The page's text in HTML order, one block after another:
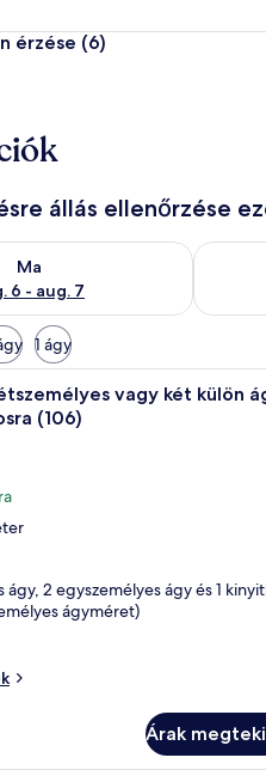
k
l
érzése (6)
állás ellenőrzése
Ma
6 - aug. 7
állás ellenőrzése: aug.
A
1 ágy
Deluxe szoba
vagy két külön
(106)
ágy, 2 egyszemélyes ágy és 1
ágyméret)
Árak